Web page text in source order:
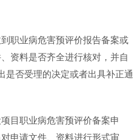
职业病危害预评价报告备案或
资料是否齐全进行核对，并自
是否受理的决定或者出具补正通
目职业病危害预评价备案申
申请文件、资料进行形式审